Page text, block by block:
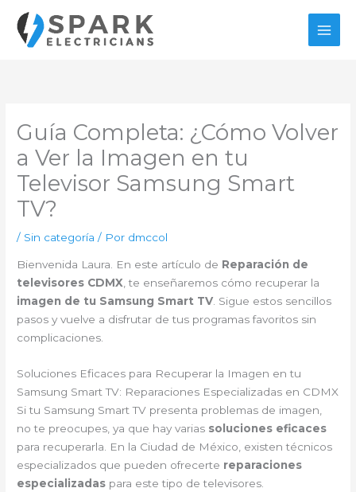
contenido
Guía Completa: ¿Cómo Volver
a Ver la Imagen en tu
Televisor Samsung Smart
TV?
/ Sin categoría / Por dmccol
Bienvenida Laura. En este artículo de Reparación de
televisores CDMX, te enseñaremos cómo recuperar la
imagen de tu Samsung Smart TV. Sigue estos sencillos
pasos y vuelve a disfrutar de tus programas favoritos sin
complicaciones.
Soluciones Eficaces para Recuperar la Imagen en tu
Samsung Smart TV: Reparaciones Especializadas en CDMX
Si tu Samsung Smart TV presenta problemas de imagen,
no te preocupes, ya que hay varias soluciones eficaces
para recuperarla. En la Ciudad de México, existen técnicos
especializados que pueden ofrecerte reparaciones
especializadas para este tipo de televisores.